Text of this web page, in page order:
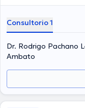
Consultorio 1
Dr. Rodrigo Pachano
Ambato